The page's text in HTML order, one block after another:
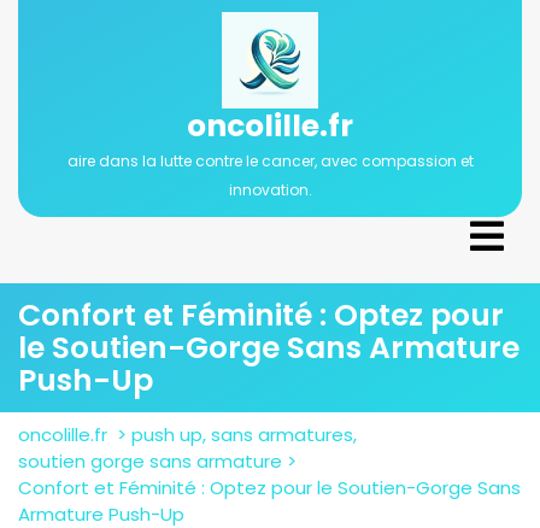
oncolille.fr
aire dans la lutte contre le cancer, avec compassion et
innovation.
Confort et Féminité : Optez pour
le Soutien-Gorge Sans Armature
Push-Up
oncolille.fr > push up,sans armatures,
soutien gorge sans armature >
Confort et Féminité : Optez pour le Soutien-Gorge Sans
Armature Push-Up